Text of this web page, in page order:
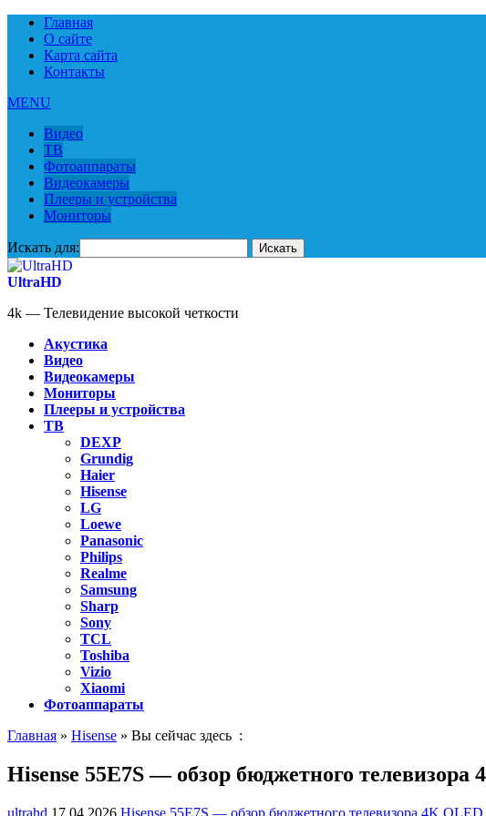
Главная
О сайте
Карта сайта
Контакты
MENU
Видео
ТВ
Фотоаппараты
Видеокамеры
Плееры и устройства
Мониторы
Искать для:
UltraHD
4k — Телевидение высокой четкости
Акустика
Видео
Видеокамеры
Мониторы
Плееры и устройства
ТВ
DEXP
Grundig
Haier
Hisense
LG
Loewe
Panasonic
Philips
Realme
Samsung
Sharp
Sony
TCL
Toshiba
Vizio
Xiaomi
Фотоаппараты
Главная » Hisense » Вы сейчас здесь :
Hisense 55E7S — обзор бюджетного телевизора
ultrahd 17.04.2026 Hisense 55E7S — обзор бюджетного телевизора 4K QLED